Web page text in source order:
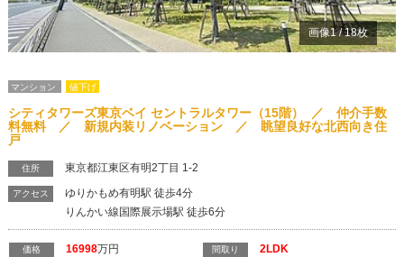
画像1/18枚
マンション 値下げ
シティタワーズ東京ベイ セントラルタワー（15階） ／ 仲介手数
料無料 ／ 新規内装リノベーション ／ 眺望良好な北西向き住
戸
住所 東京都江東区有明2丁目 1-2
アクセス
ゆりかもめ有明駅 徒歩4分
りんかい線国際展示場駅 徒歩6分
価格 16998万円 間取り 2LDK